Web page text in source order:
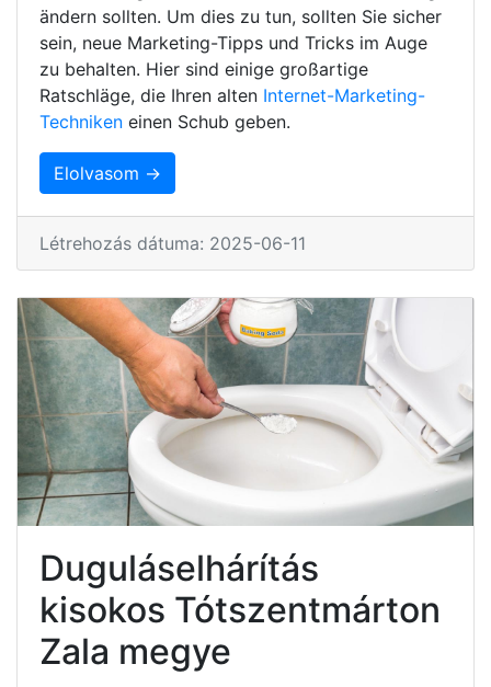
ändern sollten. Um dies zu tun, sollten Sie sicher
sein, neue Marketing-Tipps und Tricks im Auge
zu behalten. Hier sind einige großartige
Ratschläge, die Ihren alten Internet-Marketing-
Techniken einen Schub geben.
Elolvasom →
Létrehozás dátuma: 2025-06-11
Duguláselhárítás
kisokos Tótszentmárton
Zala megye